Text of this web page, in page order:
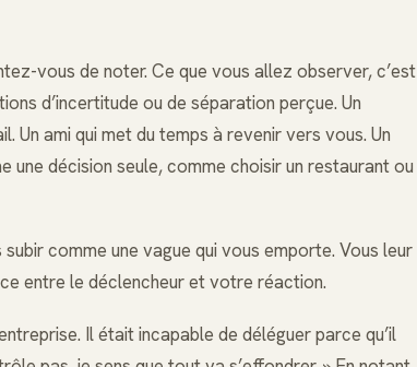
vous de noter. Ce que vous allez observer, c’est
d’incertitude ou de séparation perçue. Un
Un ami qui met du temps à revenir vers vous. Un
une décision seule, comme choisir un restaurant ou
comme une vague qui vous emporte. Vous leur
entre le déclencheur et votre réaction.
Il était incapable de déléguer parce qu’il